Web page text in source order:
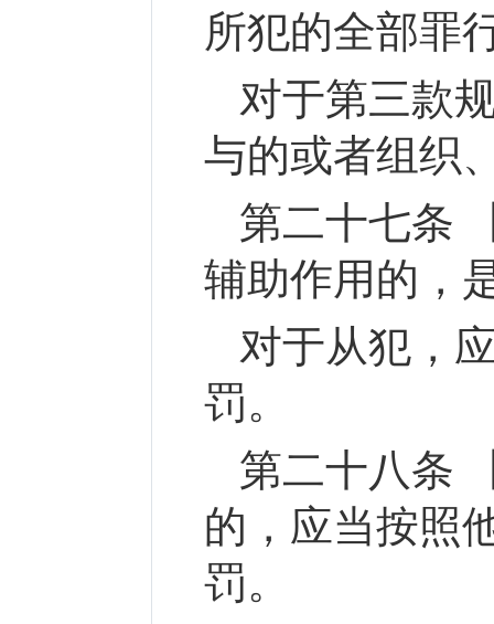
所犯的全部罪
对于第三款
与的或者组织
第二十七条
辅助作用的，
对于从犯，
罚。
第二十八条
的，应当按照
罚。